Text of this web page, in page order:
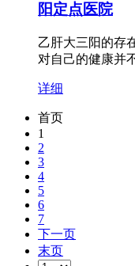
阳定点医院
乙肝大三阳的存
对自己的健康并
详细
首页
1
2
3
4
5
6
7
下一页
末页